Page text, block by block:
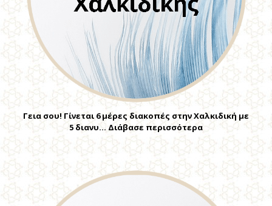
Γεια σου! Γίνεται 6 μέρες διακοπές στην Χαλκιδική με
5 διανυ… Διάβασε περισσότερα